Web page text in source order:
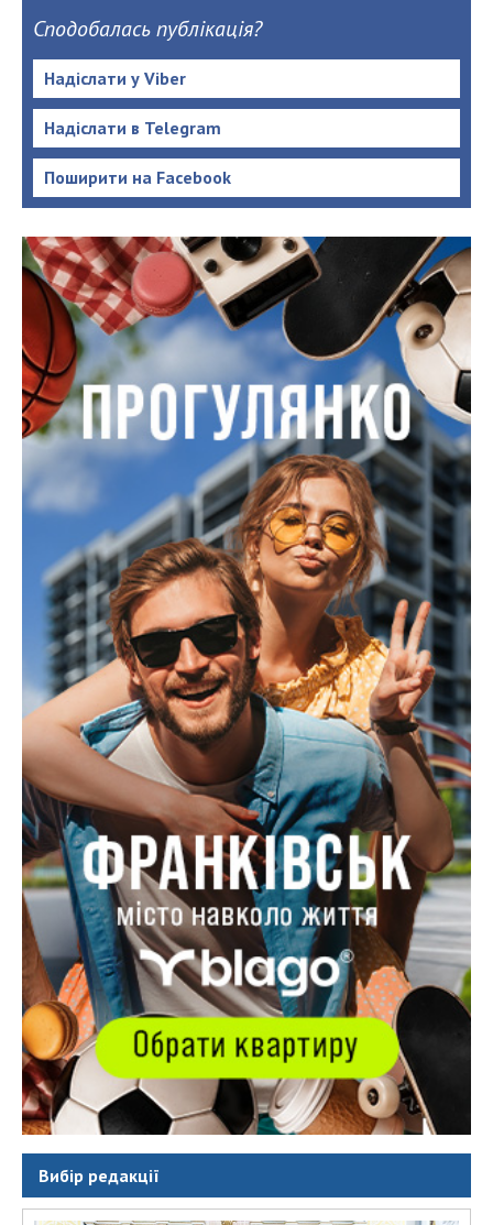
Сподобалась публікація?
Надіслати у Viber
Надіслати в Telegram
Поширити на Facebook
Вибір редакції